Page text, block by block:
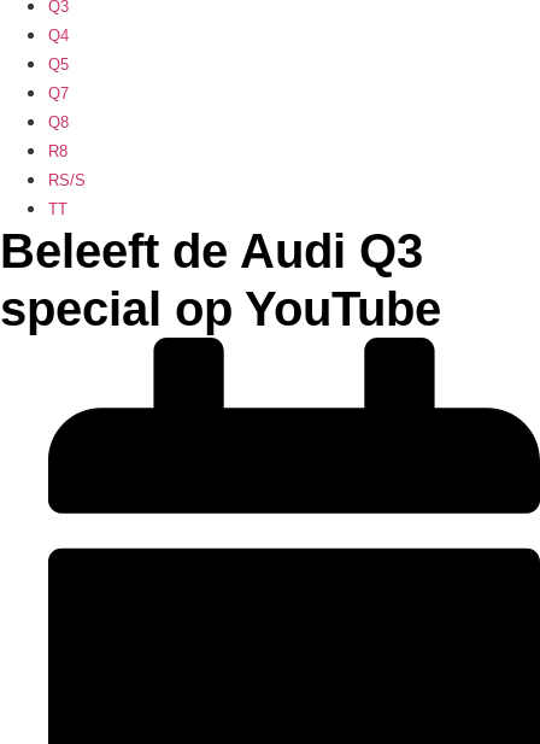
Q3
Q4
Q5
Q7
Q8
R8
RS/S
TT
Beleeft de Audi Q3
special op YouTube